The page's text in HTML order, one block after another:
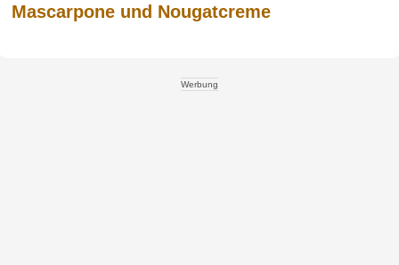
Mascarpone und Nougatcreme
Werbung